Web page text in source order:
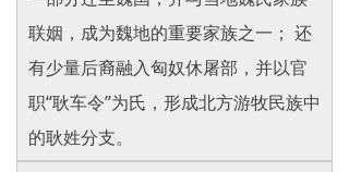
联姻，成为魏地的重要家族之一； 还
有少量后裔融入匈奴休屠部，并以官
职“耿车令”为氏，形成北方游牧民族中
的耿姓分支。